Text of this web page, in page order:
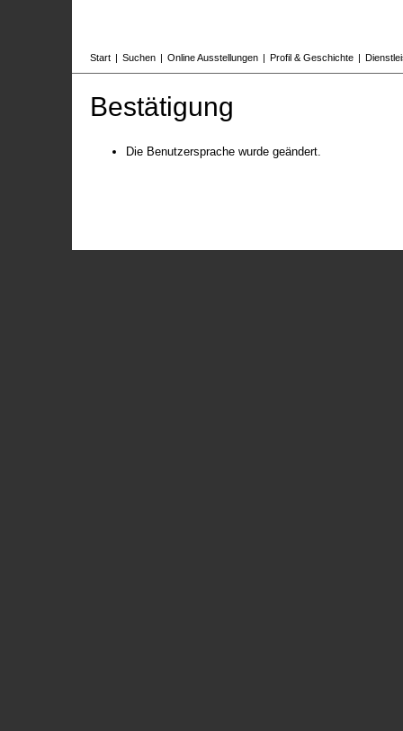
Start | Suchen | Online Ausstellungen | Profil & Geschichte |
Bestätigung
Die Benutzersprache wurde geändert.